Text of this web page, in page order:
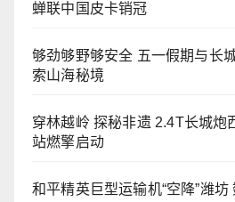
蝉联中国皮卡销冠
够劲够野够安全 五一假期与长
索山海秘境
穿林越岭 探秘非遗 2.4T长城炮
站燃擎启动
和平精英巨型运输机“空降”潍坊